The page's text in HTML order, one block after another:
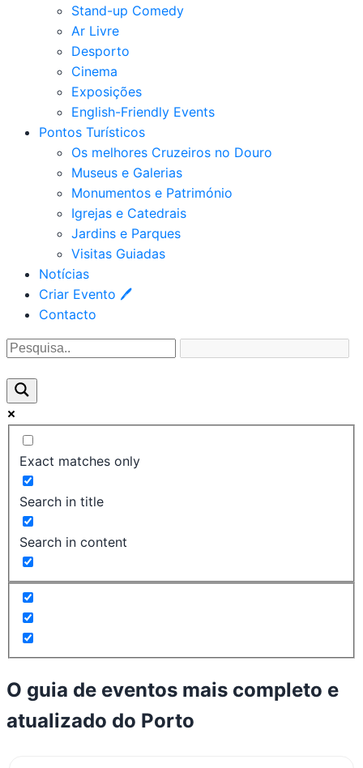
Stand-up Comedy
Ar Livre
Desporto
Cinema
Exposições
English-Friendly Events
Pontos Turísticos
Os melhores Cruzeiros no Douro​
Museus e Galerias
Monumentos e Património
Igrejas e Catedrais
Jardins e Parques
Visitas Guiadas
Notícias
Criar Evento 🖊
Contacto
Exact matches only
Search in title
Search in content
O guia de eventos mais completo e
atualizado do Porto